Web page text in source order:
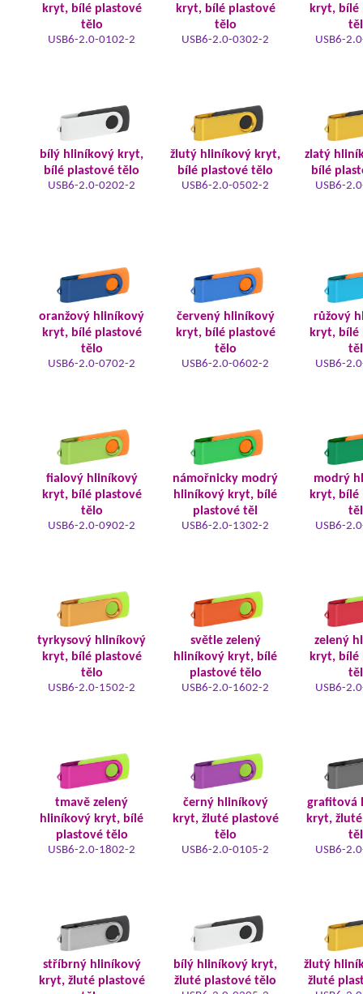
kryt, bílé plastové
tělo
USB6-2.0-0102-2
kryt, bílé plastové
tělo
USB6-2.0-0302-2
kryt, bílé
USB6-
bílý hliníkový kryt,
bílé plastové tělo
USB6-2.0-0202-2
žlutý hliníkový kryt,
bílé plastové tělo
USB6-2.0-0502-2
zlatý
bílé
USB6-
oranžový hliníkový
kryt, bílé plastové
tělo
USB6-2.0-0702-2
červený hliníkový
kryt, bílé plastové
tělo
USB6-2.0-0602-2
růžový
kryt, bílé
USB6-
fialový hliníkový
kryt, bílé plastové
tělo
USB6-2.0-0902-2
námořnicky modrý
hliníkový kryt, bílé
plastové těl
USB6-2.0-1302-2
modrý
kryt, bílé
USB6-
tyrkysový hliníkový
kryt, bílé plastové
tělo
USB6-2.0-1502-2
světle zelený
hliníkový kryt, bílé
plastové tělo
USB6-2.0-1602-2
zelený
kryt, bílé
USB6-
tmavě zelený
hliníkový kryt, bílé
plastové tělo
USB6-2.0-1802-2
černý hliníkový
kryt, žluté plastové
tělo
USB6-2.0-0105-2
grafitová
kryt,
USB6-
stříbrný hliníkový
kryt, žluté plastové
bílý hliníkový kryt,
žluté plastové tělo
žlutý
žluté